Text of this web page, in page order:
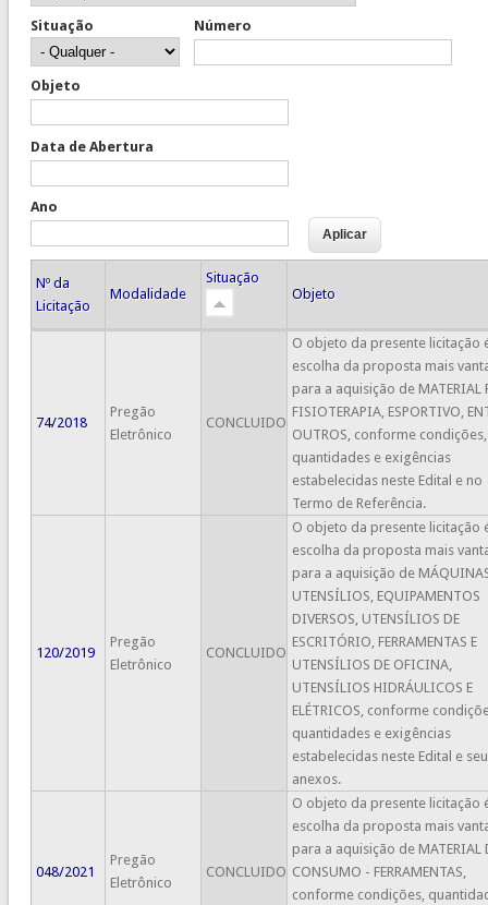
Situação Número
Objeto
Data de Abertura
Ano
Nº da
Licitação
Modalidade
Situação
Objeto
74/2018
Pregão
Eletrônico
CONCLUIDO
O objeto da presente licitação
escolha da proposta mais
para a aquisição de MATERIAL
FISIOTERAPIA, ESPORTIVO,
OUTROS, conforme condições,
quantidades e exigências
estabelecidas neste Edital e no
Termo de Referência.
120/2019
Pregão
Eletrônico
CONCLUIDO
O objeto da presente licitação
escolha da proposta mais
para a aquisição de
UTENSÍLIOS, EQUIPAMENTOS
DIVERSOS, UTENSÍLIOS DE
ESCRITÓRIO, FERRAMENTAS E
UTENSÍLIOS DE OFICINA,
UTENSÍLIOS HIDRÁULICOS E
ELÉTRICOS, conforme
quantidades e exigências
estabelecidas neste Edital e
anexos.
048/2021
Pregão
Eletrônico
CONCLUIDO
O objeto da presente licitação
escolha da proposta mais
para a aquisição de MATERIAL
CONSUMO - FERRAMENTAS,
conforme condições,